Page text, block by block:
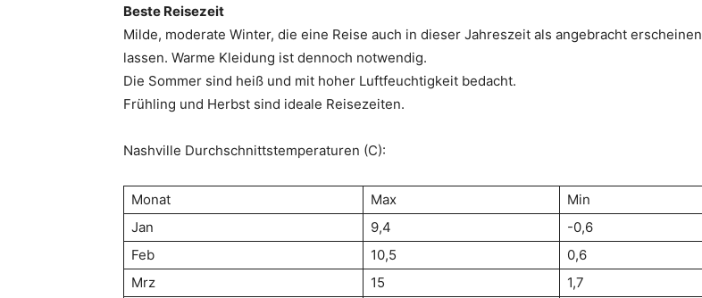
Beste Reisezeit
Milde, moderate Winter, die eine Reise auch in dieser Jahreszeit als angebracht erscheinen
lassen. Warme Kleidung ist dennoch notwendig.
Die Sommer sind heiß und mit hoher Luftfeuchtigkeit bedacht.
Frühling und Herbst sind ideale Reisezeiten.
Nashville Durchschnittstemperaturen (C):
Monat Max
Min
Jan
9,4
-0,6
Feb
10,5
0,6
Mrz
15
1,7